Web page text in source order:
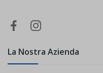
La Nostra Azienda